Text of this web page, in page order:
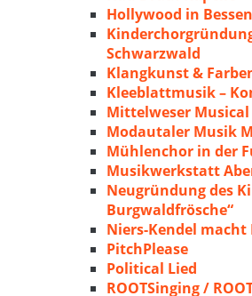
Hollywood in
Schwarzwald
Klangkunst &
Kleeblattmusik –
Mittelweser
Modautaler Musik
Mühlenchor in der
Musikwerkstatt
Neugründung des
Burgwaldfrösche“
Niers-Kendel
PitchPlease
Political Lied
ROOTSinging /